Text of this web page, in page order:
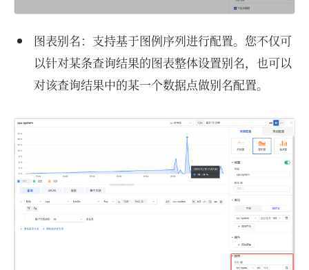
图表别名：支持基于图例序列进行配置。您不仅可
以针对某条查询结果的图表整体设置别名，也可以
对该查询结果中的某一个数据点做别名配置。